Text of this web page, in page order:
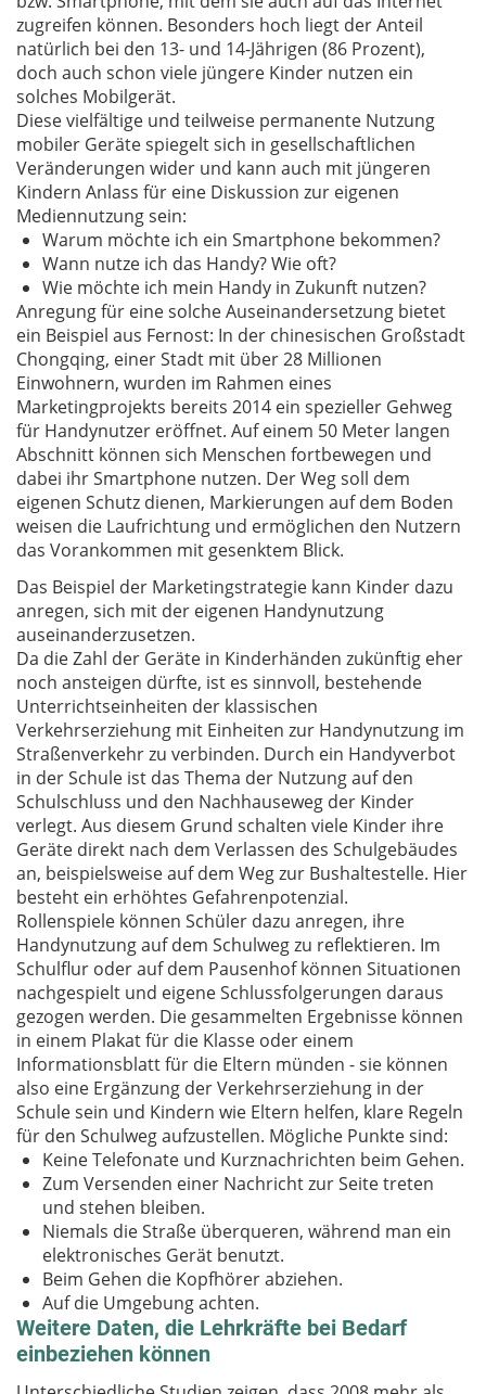
zugreifen können. Besonders hoch liegt der Anteil
natürlich bei den 13- und 14-Jährigen (86 Prozent),
doch auch schon viele jüngere Kinder nutzen ein
solches Mobilgerät.
Diese vielfältige und teilweise permanente Nutzung
mobiler Geräte spiegelt sich in gesellschaftlichen
Veränderungen wider und kann auch mit jüngeren
Kindern Anlass für eine Diskussion zur eigenen
Mediennutzung sein:
Warum möchte ich ein Smartphone bekommen?
Wann nutze ich das Handy? Wie oft?
Wie möchte ich mein Handy in Zukunft nutzen?
Anregung für eine solche Auseinandersetzung bietet
ein Beispiel aus Fernost: In der chinesischen Großstadt
Chongqing, einer Stadt mit über 28 Millionen
Einwohnern, wurden im Rahmen eines
Marketingprojekts bereits 2014 ein spezieller Gehweg
für Handynutzer eröffnet. Auf einem 50 Meter langen
Abschnitt können sich Menschen fortbewegen und
dabei ihr Smartphone nutzen. Der Weg soll dem
eigenen Schutz dienen, Markierungen auf dem Boden
weisen die Laufrichtung und ermöglichen den Nutzern
das Vorankommen mit gesenktem Blick.
Das Beispiel der Marketingstrategie kann Kinder dazu
anregen, sich mit der eigenen Handynutzung
auseinanderzusetzen.
Da die Zahl der Geräte in Kinderhänden zukünftig eher
noch ansteigen dürfte, ist es sinnvoll, bestehende
Unterrichtseinheiten der klassischen
Verkehrserziehung mit Einheiten zur Handynutzung im
Straßenverkehr zu verbinden. Durch ein Handyverbot
in der Schule ist das Thema der Nutzung auf den
Schulschluss und den Nachhauseweg der Kinder
verlegt. Aus diesem Grund schalten viele Kinder ihre
Geräte direkt nach dem Verlassen des Schulgebäudes
an, beispielsweise auf dem Weg zur Bushaltestelle. Hier
besteht ein erhöhtes Gefahrenpotenzial.
Rollenspiele können Schüler dazu anregen, ihre
Handynutzung auf dem Schulweg zu reflektieren. Im
Schulflur oder auf dem Pausenhof können Situationen
nachgespielt und eigene Schlussfolgerungen daraus
gezogen werden. Die gesammelten Ergebnisse können
in einem Plakat für die Klasse oder einem
Informationsblatt für die Eltern münden - sie können
also eine Ergänzung der Verkehrserziehung in der
Schule sein und Kindern wie Eltern helfen, klare Regeln
für den Schulweg aufzustellen. Mögliche Punkte sind:
Keine Telefonate und Kurznachrichten beim Gehen.
Zum Versenden einer Nachricht zur Seite treten
und stehen bleiben.
Niemals die Straße überqueren, während man ein
elektronisches Gerät benutzt.
Beim Gehen die Kopfhörer abziehen.
Auf die Umgebung achten.
Weitere Daten, die Lehrkräfte bei Bedarf
einbeziehen können